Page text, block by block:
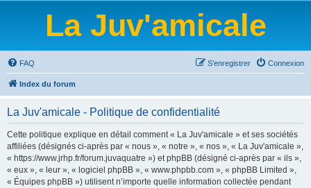
La Juv'amicale
FAQ Connexion
S’enregistrer
Index du forum
La Juv'amicale - Politique de confidentialité
Cette politique explique en détail comment « La Juv'amicale » et ses sociétés
affiliées (désignés ci-après par « nous », « notre », « nos », « La Juv'amicale »,
« https://www.jrhp.fr/forum.juvaquatre ») et phpBB (désigné ci-après par « ils »,
« eux », « leur », « logiciel phpBB », « www.phpbb.com », « phpBB Limited »,
« Équipes phpBB ») utilisent n’importe quelle information collectée pendant